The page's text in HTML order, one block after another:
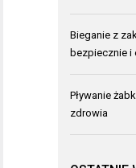
Bieganie z
bezpiecznie i
Pływanie
zdrowia